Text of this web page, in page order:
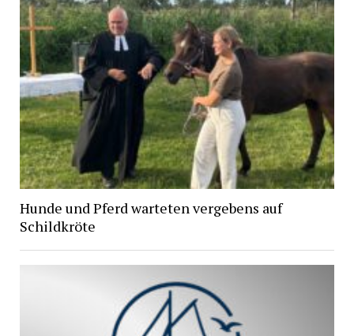
Hunde und Pferd warteten vergebens auf
Schildkröte